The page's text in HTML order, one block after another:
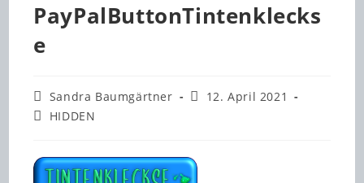
PayPalButtonTintenklecks
e
Beitrags-
Autor:
Sandra Baumgärtner
Beitrag
12. April 2021
Beitrags-
HIDDEN